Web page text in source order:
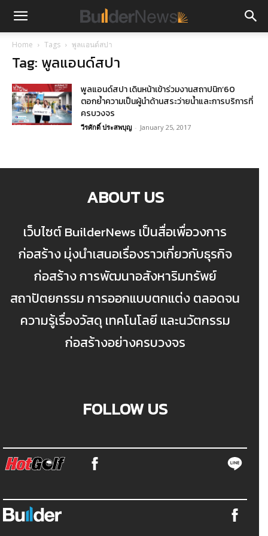
Home Tags พูลแอนด์สปา
Tag: พูลแอนด์สปา
พูลแอนด์สปา เดินหน้าเข้าร่วมงานสถาปนิก’60
ตอกย้ำความเป็นผู้นำด้านสระว่ายน้ำและการบริการที่
ครบวงจร
วีรศักดิ์ ประสพบุญ - January 25, 2017
ABOUT US
เว็บไซต์ BuilderNews เป็นสื่อเพื่อวงการ
ก่อสร้าง มุ่งนำเสนอเรื่องราวเกี่ยวกับธุรกิจ
ก่อสร้าง การพัฒนาอสังหาริมทรัพย์
สถาปัตยกรรม การออกแบบตกแต่ง ตลอดจน
ความรู้เรื่องวัสดุ เทคโนโลยี และนวัตกรรม
ก่อสร้างอย่างครบวงจร
FOLLOW US